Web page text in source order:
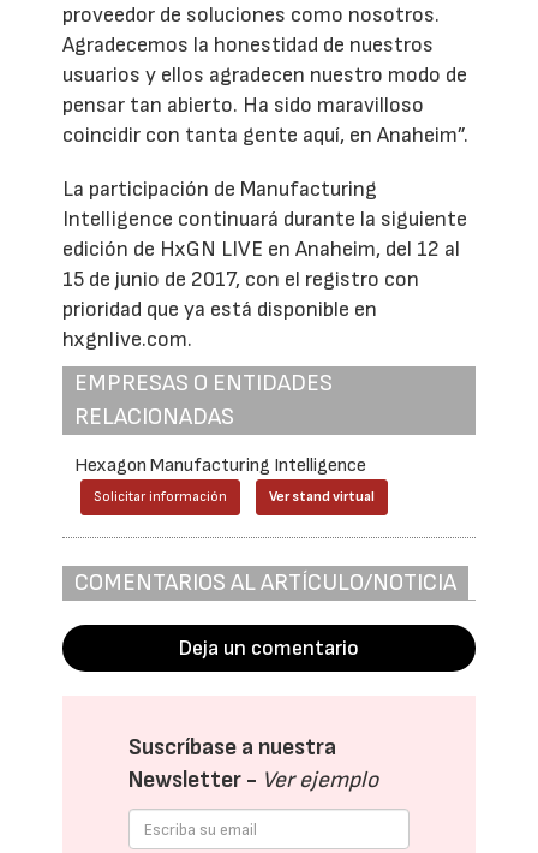
proveedor de soluciones como nosotros.
Agradecemos la honestidad de nuestros
usuarios y ellos agradecen nuestro modo de
pensar tan abierto. Ha sido maravilloso
coincidir con tanta gente aquí, en Anaheim”.
La participación de Manufacturing
Intelligence continuará durante la siguiente
edición de HxGN LIVE en Anaheim, del 12 al
15 de junio de 2017, con el registro con
prioridad que ya está disponible en
hxgnlive.com.
EMPRESAS O ENTIDADES
RELACIONADAS
Hexagon Manufacturing Intelligence
Solicitar información Ver stand virtual
COMENTARIOS AL ARTÍCULO/NOTICIA
Deja un comentario
Suscríbase a nuestra
Newsletter - Ver ejemplo